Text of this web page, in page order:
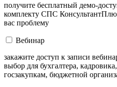
получите бесплатный демо-
комплекту СПС
вас проблему
Вебинар
закажите доступ к записи
выбор для бухгалтера,
госзакупкам, бюджетной